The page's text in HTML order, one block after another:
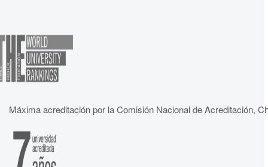
Máxima acreditación por la Comisión Nacional de Acreditación,